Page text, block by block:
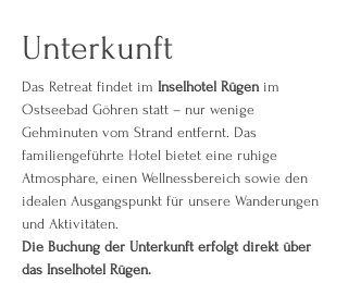
Unterkunft
Das Retreat findet im Inselhotel Rügen im
Ostseebad Göhren statt – nur wenige
Gehminuten vom Strand entfernt. Das
familiengeführte Hotel bietet eine ruhige
Atmosphäre, einen Wellnessbereich sowie den
idealen Ausgangspunkt für unsere Wanderungen
und Aktivitäten.
Die Buchung der Unterkunft erfolgt direkt über
das Inselhotel Rügen.